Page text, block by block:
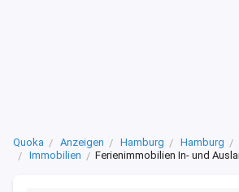
Quoka Anzeigen Hamburg Hamburg
Immobilien
Ferienimmobilien In- und